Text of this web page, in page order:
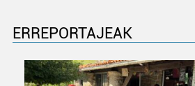
ERREPORTAJEAK